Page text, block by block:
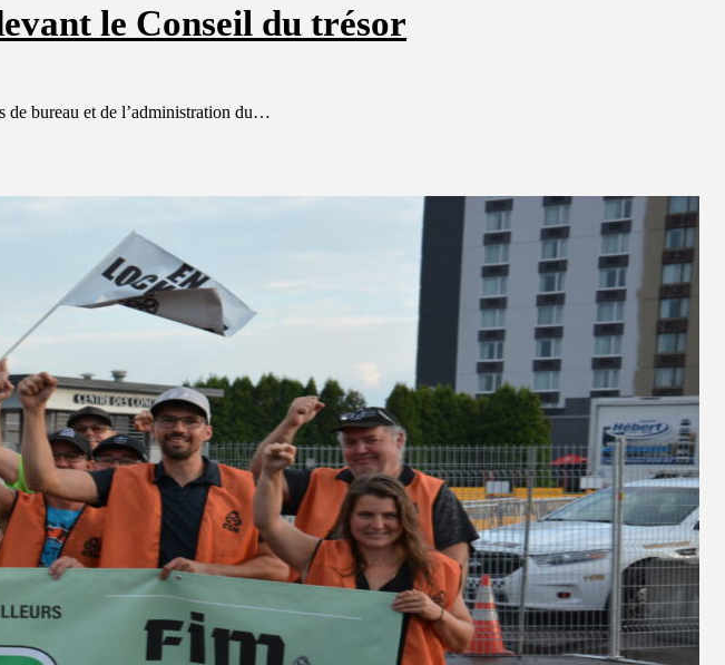
le Conseil du trésor
de bureau et de l’administration du…